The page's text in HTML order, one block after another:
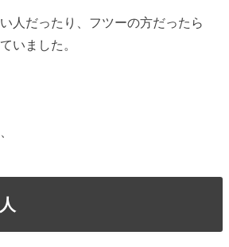
人だったり、フツーの方だったら
いました。